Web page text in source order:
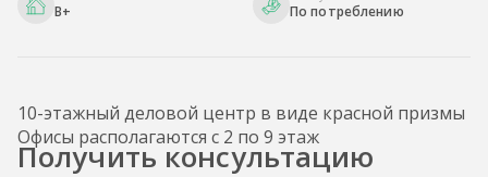
B+ По потреблению
10-этажный деловой центр в виде красной призмы
Офисы располагаются с 2 по 9 этаж
Получить консультацию